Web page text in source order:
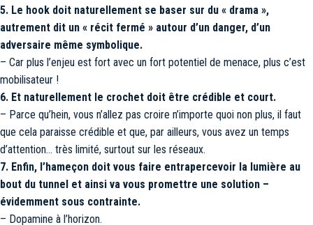
5. Le hook doit naturellement se baser sur du « drama »,
autrement dit un « récit fermé » autour d’un danger, d’un
adversaire même symbolique.
– Car plus l’enjeu est fort avec un fort potentiel de menace, plus c’est
mobilisateur !
6. Et naturellement le crochet doit être crédible et court.
– Parce qu’hein, vous n’allez pas croire n’importe quoi non plus, il faut
que cela paraisse crédible et que, par ailleurs, vous avez un temps
d’attention… très limité, surtout sur les réseaux.
7. Enfin, l’hameçon doit vous faire entrapercevoir la lumière au
bout du tunnel et ainsi va vous promettre une solution –
évidemment sous contrainte.
– Dopamine à l’horizon.